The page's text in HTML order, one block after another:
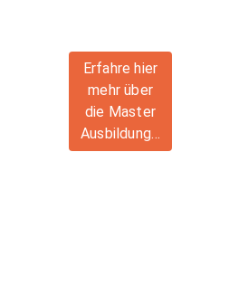
Erfahre hier
mehr über
die Master
Ausbildung…